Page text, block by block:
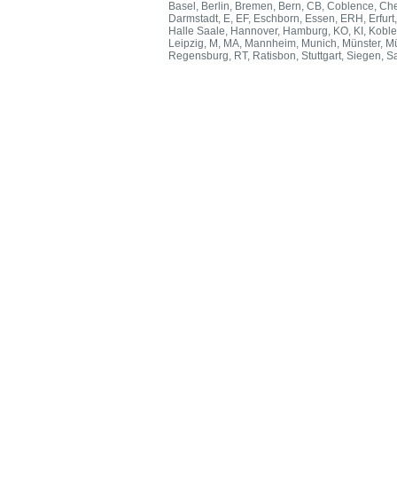
Basel, Berlin, Bremen, Bern, CB, Coblence,
Darmstadt, E, EF, Eschborn, Essen, ERH,
Halle Saale, Hannover, Hamburg, KO, KI,
Leipzig, M, MA, Mannheim, Munich, Münster,
Regensburg, RT, Ratisbon, Stuttgart, Siegen,